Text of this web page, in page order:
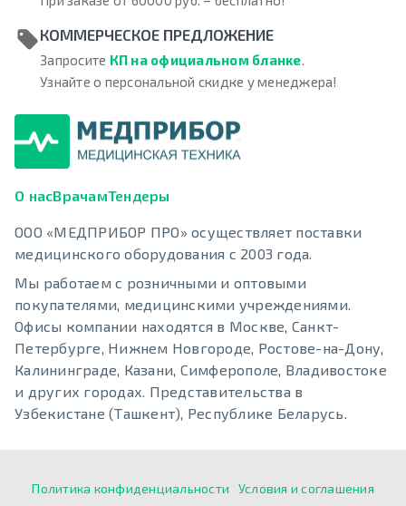
КОММЕРЧЕСКОЕ ПРЕДЛОЖЕНИЕ
Запросите КП на официальном бланке.
Узнайте о персональной скидке у менеджера!
О насВрачамТендеры
ООО «МЕДПРИБОР ПРО» осуществляет поставки
медицинского оборудования с 2003 года.
Мы работаем с розничными и оптовыми
покупателями, медицинскими учреждениями.
Офисы компании находятся в Москве, Санкт-
Петербурге, Нижнем Новгороде, Ростове-на-Дону,
Калининграде, Казани, Симферополе, Владивостоке
и других городах. Представительства в
Узбекистане (Ташкент), Республике Беларусь.
Политика конфиденциальности
Условия и соглашения